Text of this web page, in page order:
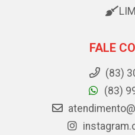
FALE
(83)
(83)